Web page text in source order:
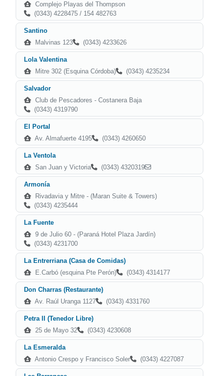
Complejo Playas del Thompson
(0343) 4228475 / 154 482763
Santino
Malvinas 123
(0343) 4233626
Lola Valentina
Mitre 302 (Esquina Córdoba)
(0343) 4235234
Salvador
Club de Pescadores - Costanera Baja
(0343) 4319790
El Portal
Av. Almafuerte 4195
(0343) 4260650
La Ventola
San Juan y Victoria
(0343) 4320319
Armonía
Rivadavia y Mitre - (Maran Suite & Towers)
(0343) 4235444
La Fuente
9 de Julio 60 - (Paraná Hotel Plaza Jardín)
(0343) 4231700
La Entrerriana (Casa de Comidas)
E.Carbó (esquina Pte Perón)
(0343) 4314177
Don Charras (Restaurante)
Av. Raúl Uranga 1127
(0343) 4331760
Petra II (Tenedor Libre)
25 de Mayo 32
(0343) 4230608
La Esmeralda
Antonio Crespo y Francisco Soler
(0343) 4227087